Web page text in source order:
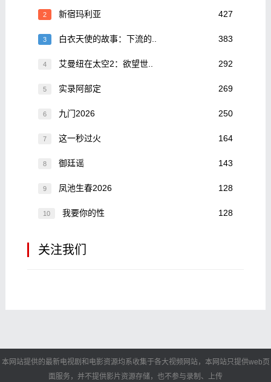
2 新宿玛利亚 427
3 白衣天使的故事：下流的.. 383
4 艾曼纽在太空2：欲望世.. 292
5 实录阿部定 269
6 九门2026 250
7 这一秒过火 164
8 御廷谣 143
9 凤池生春2026 128
10 我要你的性 128
关注我们
本网站提供的最新电视剧和电影资源均系收集于各大视频网站，本网站只提供web页
面服务，并不提供影片资源存储，也不参与录制、上传